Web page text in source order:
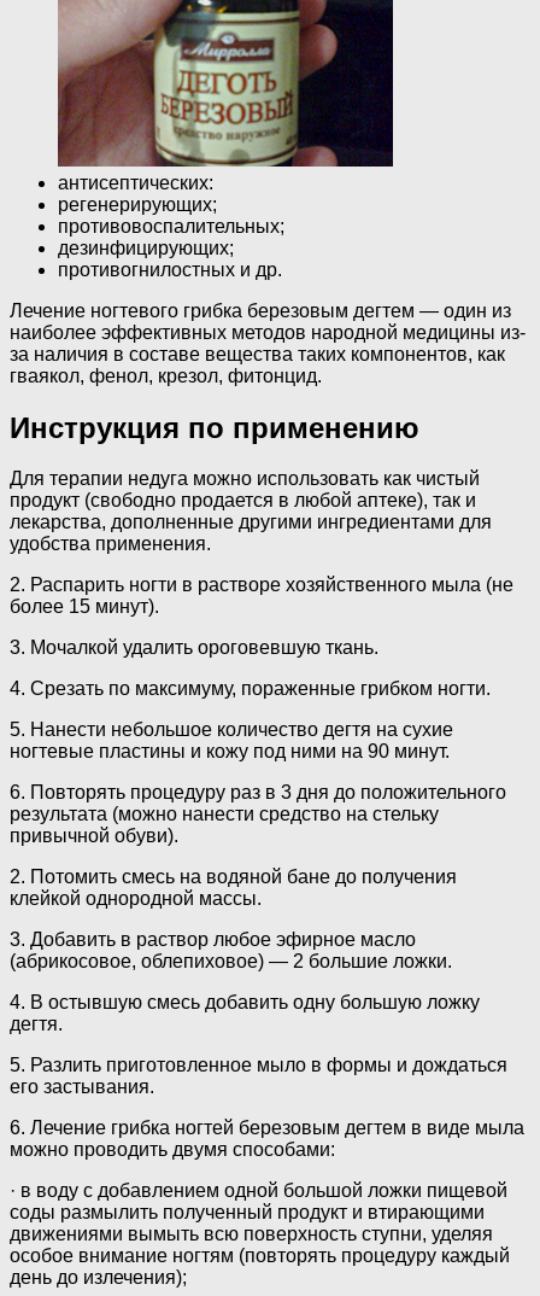
антисептических:
регенерирующих;
противовоспалительных;
дезинфицирующих;
противогнилостных и др.
Лечение ногтевого грибка березовым дегтем — один из
наиболее эффективных методов народной медицины из-
за наличия в составе вещества таких компонентов, как
гваякол, фенол, крезол, фитонцид.
Инструкция по применению
Для терапии недуга можно использовать как чистый
продукт (свободно продается в любой аптеке), так и
лекарства, дополненные другими ингредиентами для
удобства применения.
2. Распарить ногти в растворе хозяйственного мыла (не
более 15 минут).
3. Мочалкой удалить ороговевшую ткань.
4. Срезать по максимуму, пораженные грибком ногти.
5. Нанести небольшое количество дегтя на сухие
ногтевые пластины и кожу под ними на 90 минут.
6. Повторять процедуру раз в 3 дня до положительного
результата (можно нанести средство на стельку
привычной обуви).
2. Потомить смесь на водяной бане до получения
клейкой однородной массы.
3. Добавить в раствор любое эфирное масло
(абрикосовое, облепиховое) — 2 большие ложки.
4. В остывшую смесь добавить одну большую ложку
дегтя.
5. Разлить приготовленное мыло в формы и дождаться
его застывания.
6. Лечение грибка ногтей березовым дегтем в виде мыла
можно проводить двумя способами:
· в воду с добавлением одной большой ложки пищевой
соды размылить полученный продукт и втирающими
движениями вымыть всю поверхность ступни, уделяя
особое внимание ногтям (повторять процедуру каждый
день до излечения);